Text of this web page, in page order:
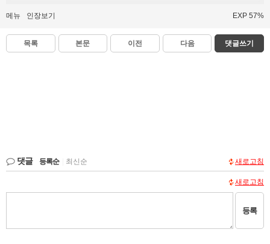
메뉴 인장보기 EXP 57%
목록 본문 이전 다음 댓글쓰기
댓글 등록순 최신순 새로고침
새로고침
등록